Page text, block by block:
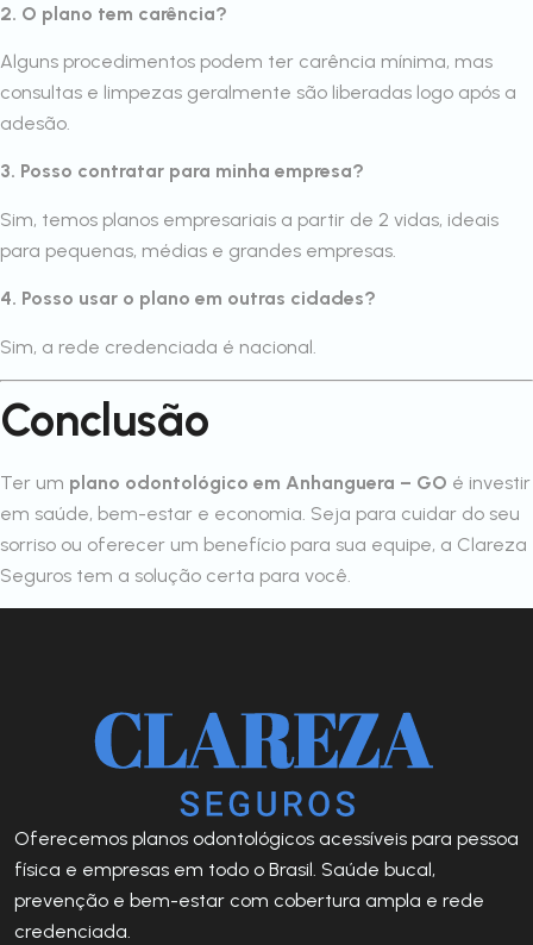
2. O plano tem carência?
Alguns procedimentos podem ter carência mínima, mas
consultas e limpezas geralmente são liberadas logo após a
adesão.
3. Posso contratar para minha empresa?
Sim, temos planos empresariais a partir de 2 vidas, ideais
para pequenas, médias e grandes empresas.
4. Posso usar o plano em outras cidades?
Sim, a rede credenciada é nacional.
Conclusão
Ter um plano odontológico em Anhanguera – GO é investir
em saúde, bem-estar e economia. Seja para cuidar do seu
sorriso ou oferecer um benefício para sua equipe, a Clareza
Seguros tem a solução certa para você.
Oferecemos planos odontológicos acessíveis para pessoa
física e empresas em todo o Brasil. Saúde bucal,
prevenção e bem-estar com cobertura ampla e rede
credenciada.